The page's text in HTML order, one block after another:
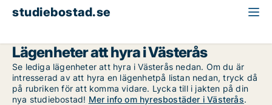
studiebostad.se
Lägenheter att hyra i Västerås
Se lediga lägenheter att hyra i Västerås nedan. Om du är
intresserad av att hyra en lägenhetpå listan nedan, tryck då
på rubriken för att komma vidare. Lycka till i jakten på din
nya studiebostad! Mer info om hyresbostäder i Västerås.